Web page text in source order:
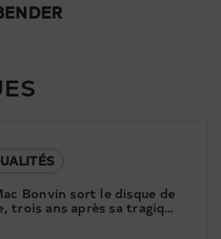
Bonvin sort le disque de
trois ans après sa tragique